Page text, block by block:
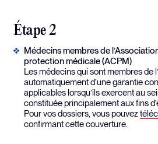
Étape 2
Médecins membres de
protection médicale (ACPM)
Les médecins qui sont membres de
automatiquement d’une garantie
applicables lorsqu’ils exercent au
constituée principalement aux fins
Pour vos dossiers, vous pouvez
confirmant cette couverture.